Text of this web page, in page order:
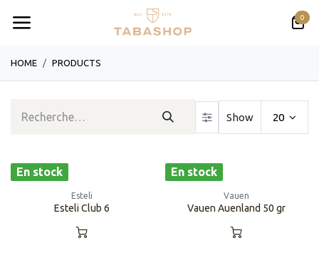
0
HOME PRODUCTS
Show 20
En stock
Esteli
Esteli Club 6
En stock
Vauen
Vauen Auenland 50 gr